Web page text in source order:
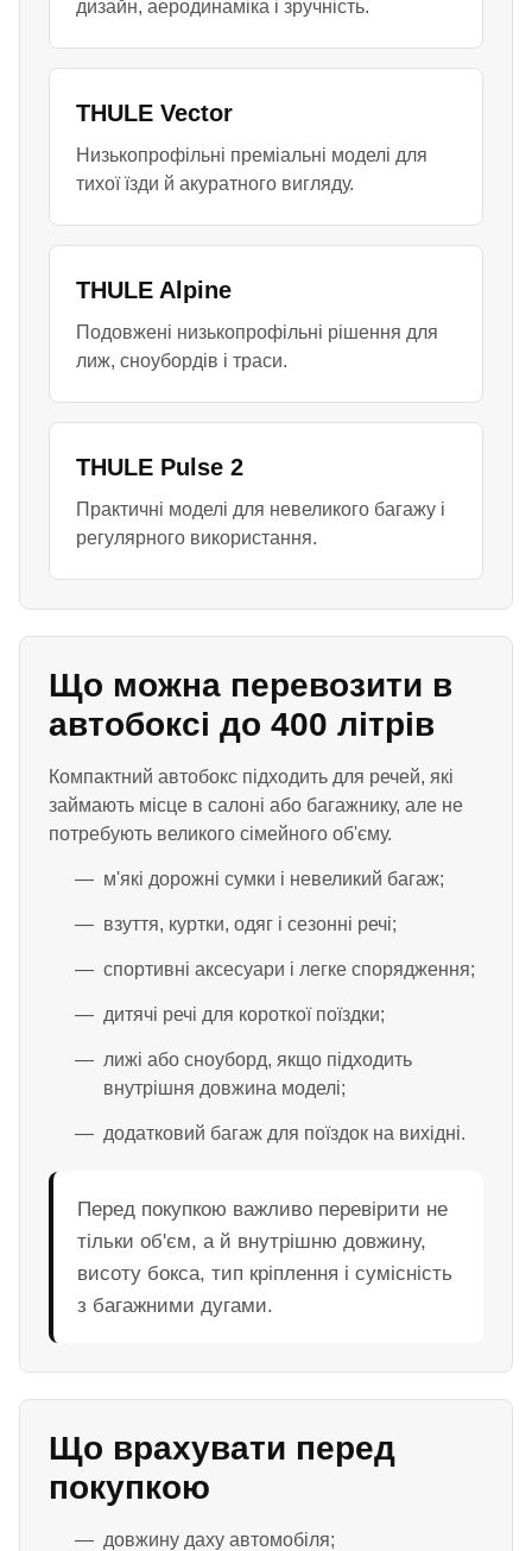
дизайн, аеродинаміка і зручність.
THULE Vector
Низькопрофільні преміальні моделі для
тихої їзди й акуратного вигляду.
THULE Alpine
Подовжені низькопрофільні рішення для
лиж, сноубордів і траси.
THULE Pulse 2
Практичні моделі для невеликого багажу і
регулярного використання.
Що можна перевозити в
автобоксі до 400 літрів
Компактний автобокс підходить для речей, які
займають місце в салоні або багажнику, але не
потребують великого сімейного об'єму.
м'які дорожні сумки і невеликий багаж;
взуття, куртки, одяг і сезонні речі;
спортивні аксесуари і легке спорядження;
дитячі речі для короткої поїздки;
лижі або сноуборд, якщо підходить
внутрішня довжина моделі;
додатковий багаж для поїздок на вихідні.
Перед покупкою важливо перевірити не
тільки об'єм, а й внутрішню довжину,
висоту бокса, тип кріплення і сумісність
з багажними дугами.
Що врахувати перед
покупкою
довжину даху автомобіля;